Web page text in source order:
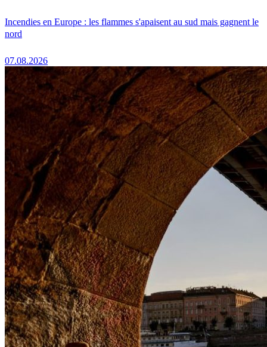
Incendies en Europe : les flammes s'apaisent au sud mais gagnent le
nord
07.08.2026